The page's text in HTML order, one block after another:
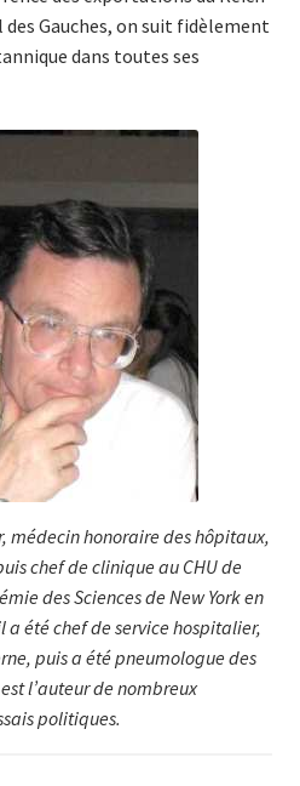
des Gauches, on suit fidèlement
dans toutes ses
médecin honoraire des hôpi­taux,
chef de clinique au CHU de
des Scien­ces de New York en
a été chef de service hospitalier,
puis a été pneumologue des
l’auteur de nombreux
politiques.